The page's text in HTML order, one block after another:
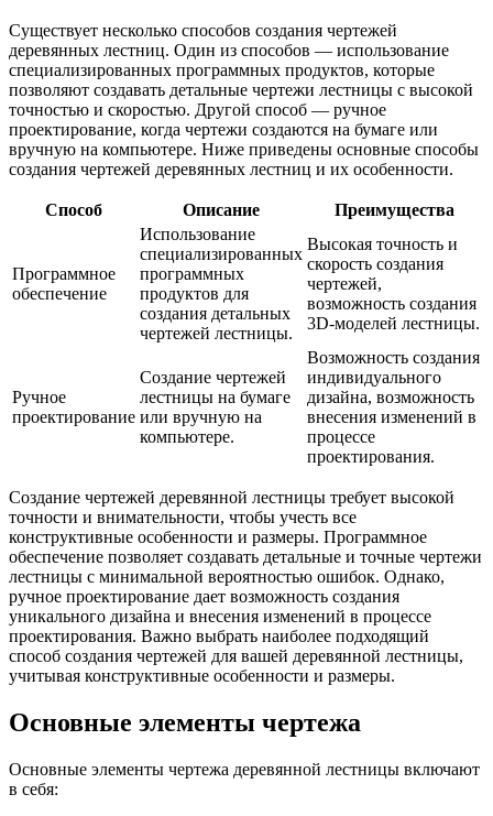
Существует несколько способов создания чертежей
деревянных лестниц. Один из способов — использование
специализированных программных продуктов, которые
позволяют создавать детальные чертежи лестницы с высокой
точностью и скоростью. Другой способ — ручное
проектирование, когда чертежи создаются на бумаге или
вручную на компьютере. Ниже приведены основные способы
создания чертежей деревянных лестниц и их особенности.
Способ Описание Преимущества
Программное
обеспечение
Использование
специализированных
программных
продуктов для
создания детальных
чертежей лестницы.
Высокая точность и
скорость создания
чертежей,
возможность создания
3D-моделей лестницы.
Ручное
проектирование
Создание чертежей
лестницы на бумаге
или вручную на
компьютере.
Возможность создания
индивидуального
дизайна, возможность
внесения изменений в
процессе
проектирования.
Создание чертежей деревянной лестницы требует высокой
точности и внимательности, чтобы учесть все
конструктивные особенности и размеры. Программное
обеспечение позволяет создавать детальные и точные чертежи
лестницы с минимальной вероятностью ошибок. Однако,
ручное проектирование дает возможность создания
уникального дизайна и внесения изменений в процессе
проектирования. Важно выбрать наиболее подходящий
способ создания чертежей для вашей деревянной лестницы,
учитывая конструктивные особенности и размеры.
Основные элементы чертежа
Основные элементы чертежа деревянной лестницы включают
в себя: